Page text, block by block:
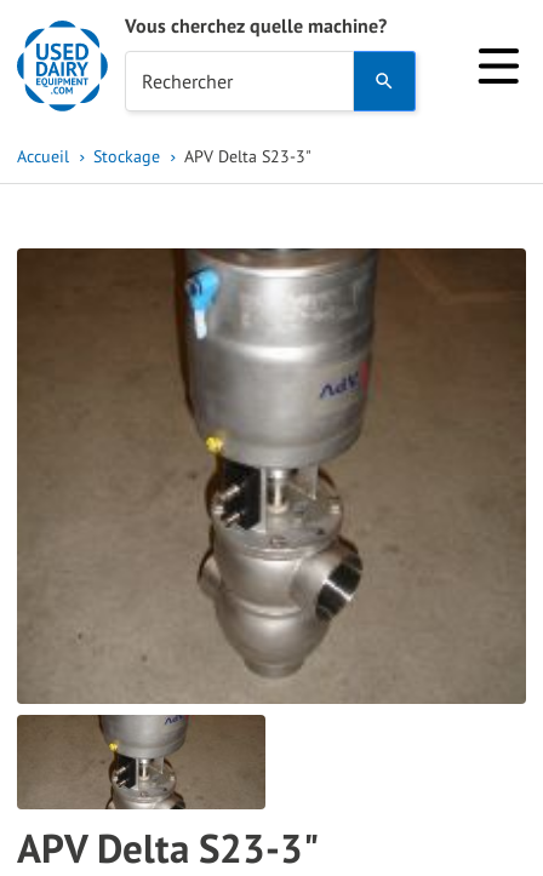
Vous cherchez quelle machine?
Rechercher
and
to
select
result.
enter
to
go
to
the
selected
search
result.
Touch
use
Accueil Stockage APV Delta S23-3"
APV Delta S23-3"